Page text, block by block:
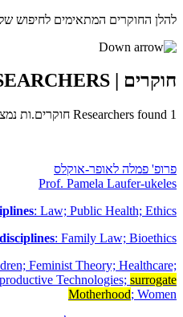
להלן החוקרים המתאימים לחיפוש
חוקרים
Researchers found 1 חוקרים.ות
פרופ' פמלה לאופר-אוקלס
Prof. Pamela Laufer-ukeles
: Law; Public Health; Ethics
: Family Law; Bioethics
Feminist Theory; Healthcare;
Technologies; surrogate
Motherhood; Women